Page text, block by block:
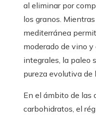
al eliminar por
los granos.
mediterránea
moderado de vino y
integrales, la paleo
pureza evolutiva de
En el ámbito de las
carbohidratos, el